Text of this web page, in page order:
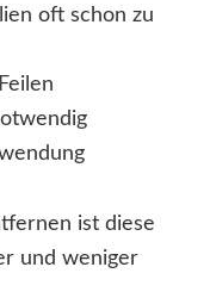
oft schon zu
ist diese
und weniger